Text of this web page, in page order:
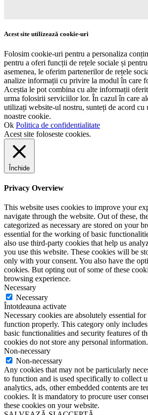
Acest site utilizează cookie-uri
Folosim cookie-uri pentru a personaliza
pentru a oferi funcții de rețele sociale și
asemenea, le oferim partenerilor de rețele
analize informații cu privire la modul în care
Aceștia le pot combina cu alte informații
urma folosirii serviciilor lor. În cazul în care
utilizați website-ul nostru, sunteți de acord cu
noastre cookie.
Ok Politica de confidentialitate
Acest site foloseste cookies.
Închide
Privacy Overview
This website uses cookies to improve your
navigate through the website. Out of these,
categorized as necessary are stored on your
essential for the working of basic
also use third-party cookies that help us
you use this website. These cookies will be
only with your consent. You also have the
cookies. But opting out of some of these
browsing experience.
Necessary
Necessary
Întotdeauna activate
Necessary cookies are absolutely essential
function properly. This category only
basic functionalities and security features of
cookies do not store any personal information.
Non-necessary
Non-necessary
Any cookies that may not be particularly
to function and is used specifically to collect
analytics, ads, other embedded contents are
cookies. It is mandatory to procure user
these cookies on your website.